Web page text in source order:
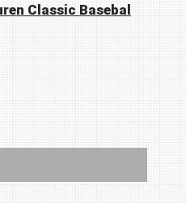
Classic Basebal